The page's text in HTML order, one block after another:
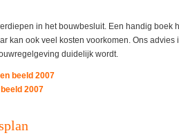
in het bouwbesluit. Een handig boek
kan ook veel kosten voorkomen. Ons
duidelijk wordt.
2007